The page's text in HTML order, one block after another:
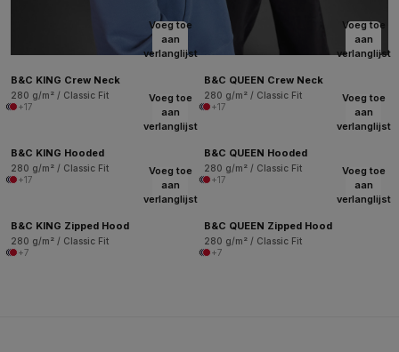
Voeg toe
aan
verlanglijst
B&C KING Crew Neck
280 g/m² / Classic Fit
+17
Voeg toe
aan
verlanglijst
B&C QUEEN Crew Neck
280 g/m² / Classic Fit
+17
Voeg toe
aan
verlanglijst
B&C KING Hooded
280 g/m² / Classic Fit
+17
Voeg toe
aan
verlanglijst
B&C QUEEN Hooded
280 g/m² / Classic Fit
+17
Voeg toe
aan
verlanglijst
B&C KING Zipped Hood
280 g/m² / Classic Fit
+7
Voeg toe
aan
verlanglijst
B&C QUEEN Zipped Hood
280 g/m² / Classic Fit
+7